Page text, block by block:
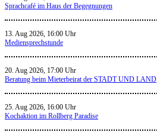
Sprachcafé im Haus der Begegnungen
13. Aug 2026, 16:00 Uhr
Mediensprechstunde
20. Aug 2026, 17:00 Uhr
Beratung beim Mieterbeirat der STADT UND LAND
25. Aug 2026, 16:00 Uhr
Kochaktion im Rollberg Paradise